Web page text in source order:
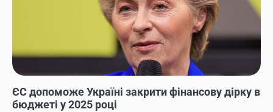
ЄС допоможе Україні закрити фінансову дірку в
бюджеті у 2025 році